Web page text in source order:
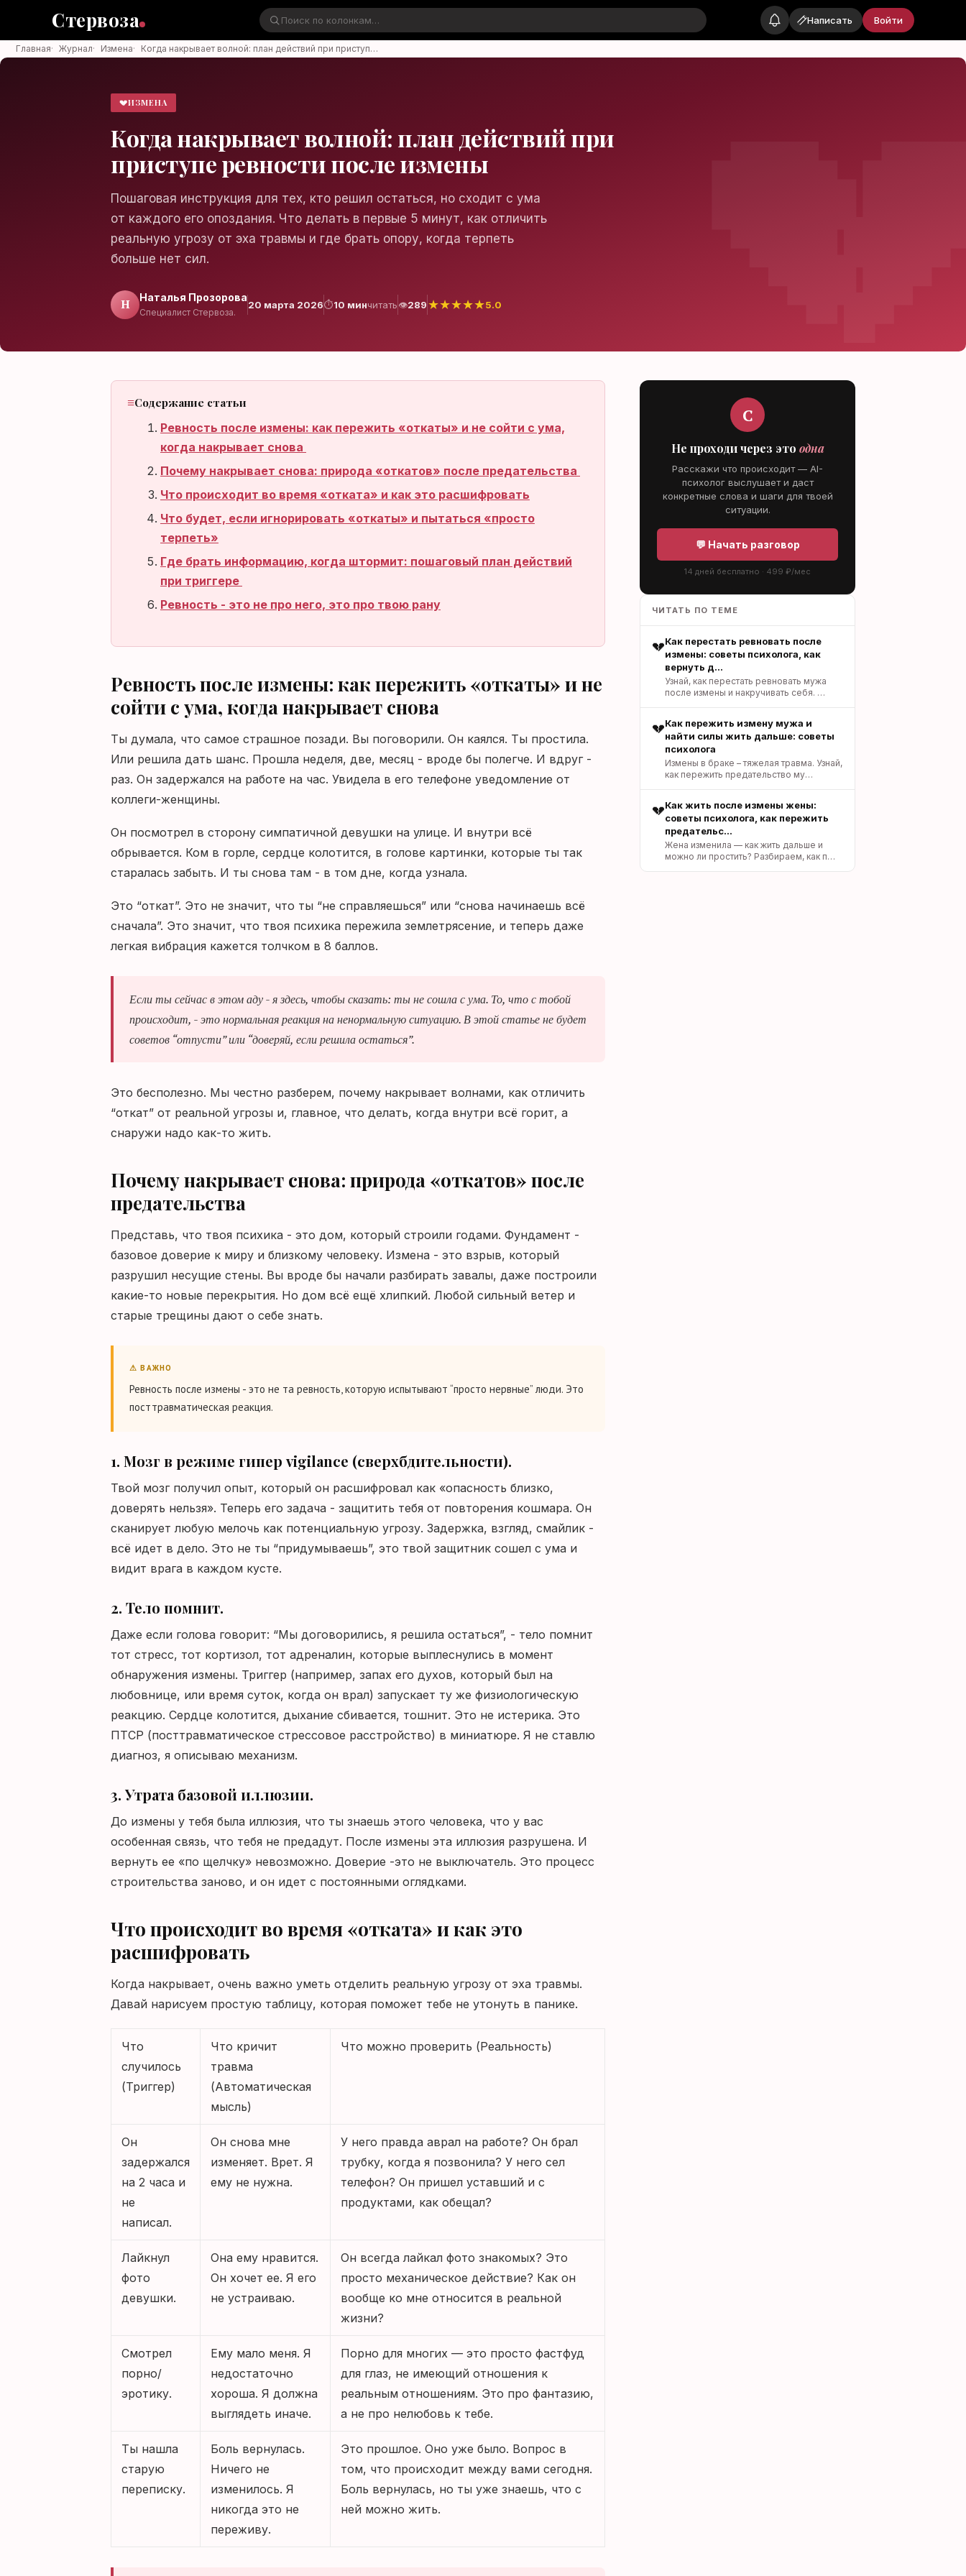
Стервоза Написать Войти
Стервоза
Войти в аккаунт
Медиа об отношениях, карьере и
жизни
Войти
Главная· Журнал· Измена· Когда накрывает волной: план действий при приступ…
💔ИЗМЕНА
Когда накрывает волной: план действий при
приступе ревности после измены
Пошаговая инструкция для тех, кто решил остаться, но сходит с ума
от каждого его опоздания. Что делать в первые 5 минут, как отличить
реальную угрозу от эха травмы и где брать опору, когда терпеть
больше нет сил.
Н Наталья Прозорова
Специалист Стервоза.
20 марта 2026⏱10 минчитать👁289★★★★★5.0
Содержание статьи
Ревность после измены: как пережить «откаты» и не сойти с ума,
когда накрывает снова
Почему накрывает снова: природа «откатов» после предательства
Что происходит во время «отката» и как это расшифровать
Что будет, если игнорировать «откаты» и пытаться «просто
терпеть»
Где брать информацию, когда штормит: пошаговый план действий
при триггере
Ревность - это не про него, это про твою рану
Ревность после измены: как пережить «откаты» и не
сойти с ума, когда накрывает снова
Ты думала, что самое страшное позади. Вы поговорили. Он каялся. Ты простила.
Или решила дать шанс. Прошла неделя, две, месяц - вроде бы полегче. И вдруг -
раз. Он задержался на работе на час. Увидела в его телефоне уведомление от
коллеги-женщины.
Он посмотрел в сторону симпатичной девушки на улице. И внутри всё
обрывается. Ком в горле, сердце колотится, в голове картинки, которые ты так
старалась забыть. И ты снова там - в том дне, когда узнала.
Это “откат”. Это не значит, что ты “не справляешься” или “снова начинаешь всё
сначала”. Это значит, что твоя психика пережила землетрясение, и теперь даже
легкая вибрация кажется толчком в 8 баллов.
Если ты сейчас в этом аду - я здесь, чтобы сказать: ты не сошла с ума. То, что с тобой
происходит, - это нормальная реакция на ненормальную ситуацию. В этой статье не будет
советов “отпусти” или “доверяй, если решила остаться”.
Это бесполезно. Мы честно разберем, почему накрывает волнами, как отличить
“откат” от реальной угрозы и, главное, что делать, когда внутри всё горит, а
снаружи надо как-то жить.
Почему накрывает снова: природа «откатов» после
предательства
Представь, что твоя психика - это дом, который строили годами. Фундамент -
базовое доверие к миру и близкому человеку. Измена - это взрыв, который
разрушил несущие стены. Вы вроде бы начали разбирать завалы, даже построили
какие-то новые перекрытия. Но дом всё ещё хлипкий. Любой сильный ветер и
старые трещины дают о себе знать.
⚠ ВАЖНО
Ревность после измены - это не та ревность, которую испытывают “просто нервные” люди. Это
посттравматическая реакция.
1. Мозг в режиме гипер vigilance (сверхбдительности).
Твой мозг получил опыт, который он расшифровал как «опасность близко,
доверять нельзя». Теперь его задача - защитить тебя от повторения кошмара. Он
сканирует любую мелочь как потенциальную угрозу. Задержка, взгляд, смайлик -
всё идет в дело. Это не ты “придумываешь”, это твой защитник сошел с ума и
видит врага в каждом кусте.
2. Тело помнит.
Даже если голова говорит: “Мы договорились, я решила остаться”, - тело помнит
тот стресс, тот кортизол, тот адреналин, которые выплеснулись в момент
обнаружения измены. Триггер (например, запах его духов, который был на
любовнице, или время суток, когда он врал) запускает ту же физиологическую
реакцию. Сердце колотится, дыхание сбивается, тошнит. Это не истерика. Это
ПТСР (посттравматическое стрессовое расстройство) в миниатюре. Я не ставлю
диагноз, я описываю механизм.
3. Утрата базовой иллюзии.
До измены у тебя была иллюзия, что ты знаешь этого человека, что у вас
особенная связь, что тебя не предадут. После измены эта иллюзия разрушена. И
вернуть ее «по щелчку» невозможно. Доверие -это не выключатель. Это процесс
строительства заново, и он идет с постоянными оглядками.
Что происходит во время «отката» и как это
расшифровать
Когда накрывает, очень важно уметь отделить реальную угрозу от эха травмы.
Давай нарисуем простую таблицу, которая поможет тебе не утонуть в панике.
Что
случилось
(Триггер)
Что кричит
травма
(Автоматическая
мысль)
Что можно проверить (Реальность)
Он
задержался
на 2 часа и
не
написал.
Он снова мне
изменяет. Врет. Я
ему не нужна.
У него правда аврал на работе? Он брал
трубку, когда я позвонила? У него сел
телефон? Он пришел уставший и с
продуктами, как обещал?
Лайкнул
фото
девушки.
Она ему нравится.
Он хочет ее. Я его
не устраиваю.
Он всегда лайкал фото знакомых? Это
просто механическое действие? Как он
вообще ко мне относится в реальной
жизни?
Смотрел
порно/
эротику.
Ему мало меня. Я
недостаточно
хороша. Я должна
выглядеть иначе.
Порно для многих — это просто фастфуд
для глаз, не имеющий отношения к
реальным отношениям. Это про фантазию,
а не про нелюбовь к тебе.
Ты нашла
старую
переписку.
Боль вернулась.
Ничего не
изменилось. Я
никогда это не
переживу.
Это прошлое. Оно уже было. Вопрос в
том, что происходит между вами сегодня.
Боль вернулась, но ты уже знаешь, что с
ней можно жить.
С
Не проходи через это одна
Расскажи что происходит — AI-
психолог выслушает и даст
конкретные слова и шаги для твоей
ситуации.
💬 Начать разговор
14 дней бесплатно · 499 ₽/мес
ЧИТАТЬ ПО ТЕМЕ
💔Как перестать ревновать после
измены: советы психолога, как
вернуть д…
Узнай, как перестать ревновать мужа
после измены и накручивать себя. …
💔Как пережить измену мужа и
найти силы жить дальше: советы
психолога
Измены в браке – тяжелая травма. Узнай,
как пережить предательство му…
💔Как жить после измены жены:
советы психолога, как пережить
предательс…
Жена изменила — как жить дальше и
можно ли простить? Разбираем, как п…